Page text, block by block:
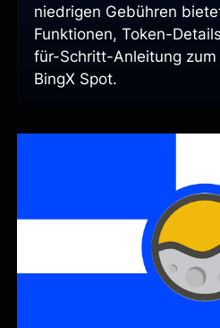
niedrigen Gebühren
Funktionen, Token-
für-Schritt-Anleitung
BingX Spot.